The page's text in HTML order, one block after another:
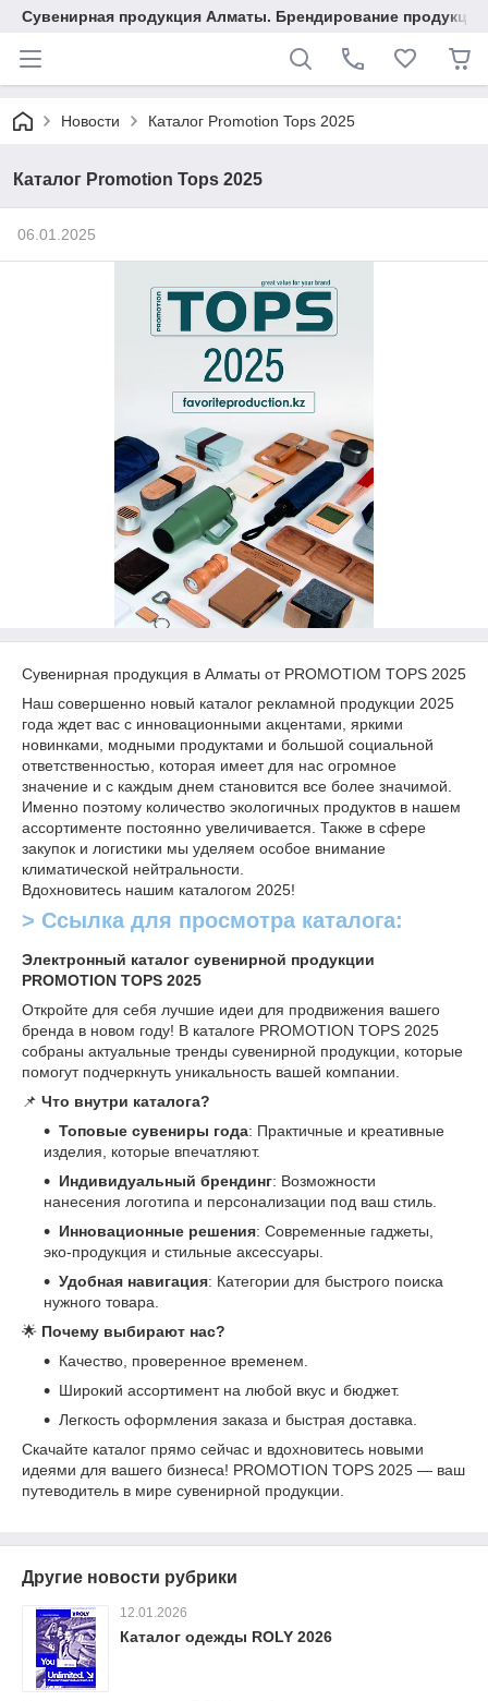
Сувенирная продукция Алматы. Брендирование
Новости Каталог Promotion Tops 2025
Каталог Promotion Tops 2025
06.01.2025
Сувенирная продукция в Алматы от PROMOTIOM TOPS 2025
Наш совершенно новый каталог рекламной продукции 2025
года ждет вас с инновационными акцентами, яркими
новинками, модными продуктами и большой социальной
ответственностью, которая имеет для нас огромное
значение и с каждым днем становится все более значимой.
Именно поэтому количество экологичных продуктов в нашем
ассортименте постоянно увеличивается. Также в сфере
закупок и логистики мы уделяем особое внимание
климатической нейтральности.
Вдохновитесь нашим каталогом 2025!
> Ссылка для просмотра каталога:
Электронный каталог сувенирной продукции
PROMOTION TOPS 2025
Откройте для себя лучшие идеи для продвижения вашего
бренда в новом году! В каталоге PROMOTION TOPS 2025
собраны актуальные тренды сувенирной продукции, которые
помогут подчеркнуть уникальность вашей компании.
📌 Что внутри каталога?
Топовые сувениры года: Практичные и креативные
изделия, которые впечатляют.
Индивидуальный брендинг: Возможности
нанесения логотипа и персонализации под ваш стиль.
Инновационные решения: Современные гаджеты,
эко-продукция и стильные аксессуары.
Удобная навигация: Категории для быстрого поиска
нужного товара.
🌟 Почему выбирают нас?
Качество, проверенное временем.
Широкий ассортимент на любой вкус и бюджет.
Легкость оформления заказа и быстрая доставка.
Скачайте каталог прямо сейчас и вдохновитесь новыми
идеями для вашего бизнеса! PROMOTION TOPS 2025 — ваш
путеводитель в мире сувенирной продукции.
Другие новости рубрики
12.01.2026
Каталог одежды ROLY 2026